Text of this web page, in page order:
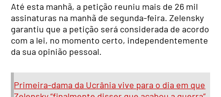
Até esta manhã, a petição reuniu mais de 26 mil
assinaturas na manhã de segunda-feira. Zelensky
garantiu que a petição será considerada de acordo
com a lei, no momento certo, independentemente
da sua opinião pessoal.
Primeira-dama da Ucrânia vive para o dia em que